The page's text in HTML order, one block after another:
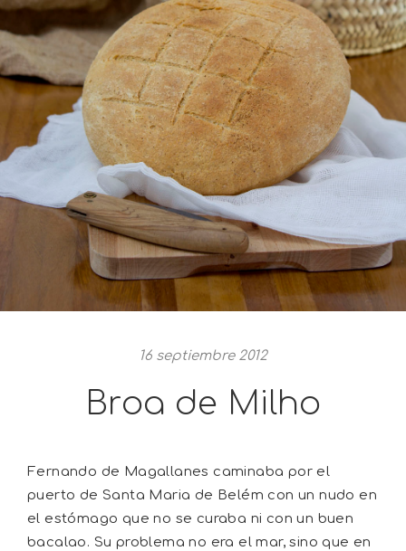
16 septiembre 2012
Broa de Milho
Fernando de Magallanes caminaba por el
puerto de Santa Maria de Belém con un nudo en
el estómago que no se curaba ni con un buen
bacalao. Su problema no era el mar, sino que en